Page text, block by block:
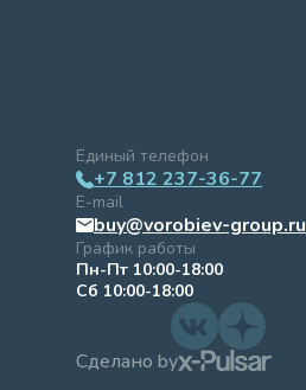
Единый телефон
+7 812 237-36-77
E-mail
buy@vorobiev-group.ru
График работы
Пн-Пт 10:00-18:00
Сб 10:00-18:00
Сделано by